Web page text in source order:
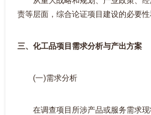
责等层面，综合论证项目建设的必要性
三、化工品项目需求分析与产出方案
(一)需求分析
在调查项目所涉产品或服务需求